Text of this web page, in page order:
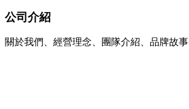
公司介紹
關於我們、經營理念、團隊介紹、品牌故事